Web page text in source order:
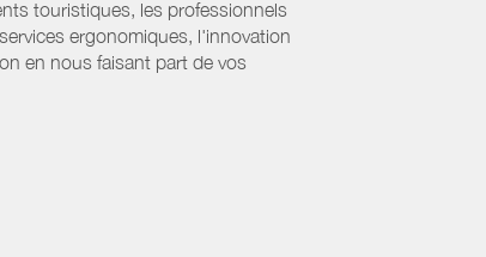
touristiques, les professionnels
ergonomiques, l'innovation
en nous faisant part de vos